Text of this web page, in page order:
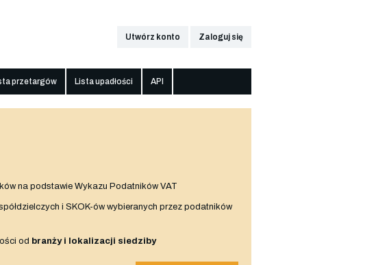
Utwórz konto Zaloguj się
przetargów Lista upadłości API
na podstawie Wykazu Podatników VAT
i SKOK-ów wybieranych przez podatników
od branży i lokalizacji siedziby